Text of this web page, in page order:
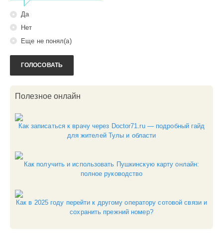
С
Да
Нет
Еще не понял(а)
ГОЛОСОВАТЬ
Полезное онлайн
Как записаться к врачу через Doctor71.ru — подробный гайд
для жителей Тулы и области
Как получить и использовать Пушкинскую карту онлайн:
полное руководство
Как в 2025 году перейти к другому оператору сотовой связи и
сохранить прежний номер?